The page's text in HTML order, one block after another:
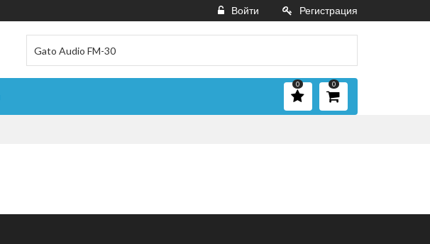
Войти Регистрация
0
0